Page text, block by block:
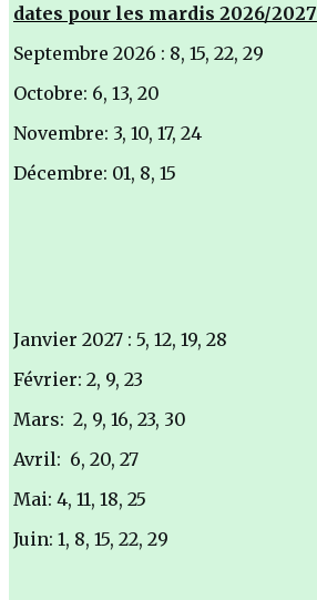
dates pour les mardis 2026/2027
Septembre 2026 : 8, 15, 22, 29
Octobre: 6, 13, 20
Novembre: 3, 10, 17, 24
Décembre: 01, 8, 15
Janvier 2027 : 5, 12, 19, 28
Février: 2, 9, 23
Mars: 2, 9, 16, 23, 30
Avril: 6, 20, 27
Mai: 4, 11, 18, 25
Juin: 1, 8, 15, 22, 29